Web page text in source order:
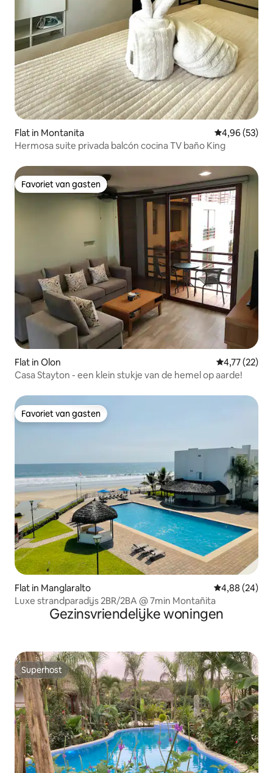
Flat in Montanita Gemiddelde
4,96 (53)
Hermosa suite privada balcón cocina TV baño King
Favoriet van gasten
Favoriet van gasten
Flat in Olon Gemiddelde
4,77 (22)
Casa Stayton - een klein stukje van de hemel op aarde!
Favoriet van gasten
Favoriet van gasten
Flat in Manglaralto Gemiddelde
4,88 (24)
Luxe strandparadijs 2BR/2BA @ 7min Montañita
Gezinsvriendelijke woningen
Superhost
Superhost